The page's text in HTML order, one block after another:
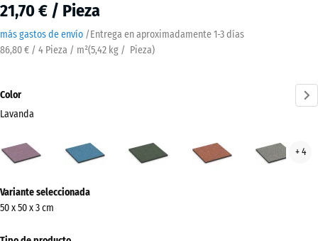
21,70 € / Pieza
más gastos de envío /Entrega en aproximadamente1-3 días
86,80 € / 4 Pieza / m²(5,42 kg / Pieza)
Color
Lavanda
(active)
inglés
gris
+ 4
información
sobre
los
Variante seleccionada
50 x 50 x 3 cm